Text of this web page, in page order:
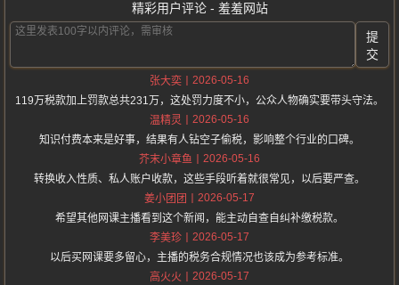
精彩用户评论 - 羞羞网站
提
交
张大奕
2026-05-16
119万税款加上罚款总共231万，这处罚力度不小，公众人物确实要带头守法。
温精灵
2026-05-16
知识付费本来是好事，结果有人钻空子偷税，影响整个行业的口碑。
芥末小章鱼
2026-05-16
转换收入性质、私人账户收款，这些手段听着就很常见，以后要严查。
姜小团团
2026-05-17
希望其他网课主播看到这个新闻，能主动自查自纠补缴税款。
李美珍
2026-05-17
以后买网课要多留心，主播的税务合规情况也该成为参考标准。
高火火
2026-05-17